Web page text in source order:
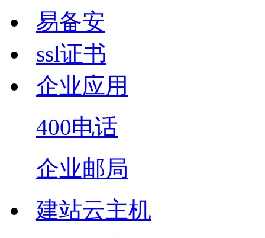
易备安
ssl证书
企业应用
400电话
企业邮局
建站云主机